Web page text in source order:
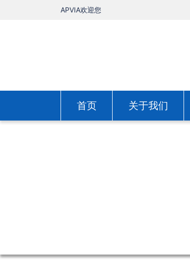
APVIA欢迎您
首页 关于我们